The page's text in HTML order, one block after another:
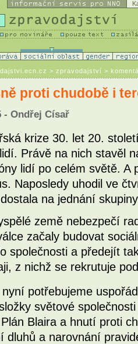
> zpravodajství >
proti chudobě i
- Ondřej Císař
krize 30. let 20.
Právě na nich stavěl
lidí po celém světě. A
Naposledy uhodil ve
na jednání
země nebezpečí
začaly budovat
společnosti a předejít
z nichž se rekrutuje
nyní potřebujeme
světové
Blaira a hnutí proti
dluhů a narovnání